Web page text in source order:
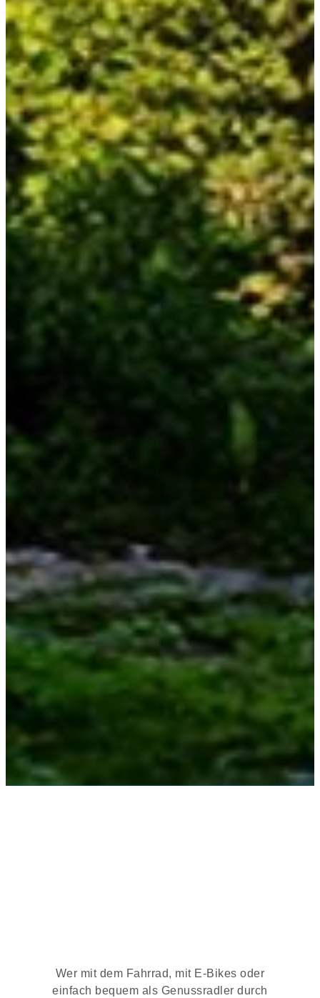
Wer mit dem Fahrrad, mit E-Bikes oder
einfach bequem als Genussradler durch